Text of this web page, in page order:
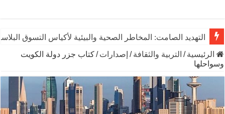
التهديد الصامت: المخاطر الصحية والبيئية لأكياس التسوق
يوم الشاي العالمي: رشفـة من التاريخ تنبض بالحياة والاقتصاد
الرئيسية / التربية والثقافة / إصدارات /كتاب جزر دولة الكويت
وسواحلها